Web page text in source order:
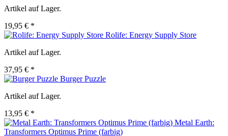
Artikel auf Lager.
19,95 € *
Rolife: Energy Supply Store
Artikel auf Lager.
37,95 € *
Burger Puzzle
Artikel auf Lager.
13,95 € *
Metal Earth:
Transformers Optimus Prime (farbig)